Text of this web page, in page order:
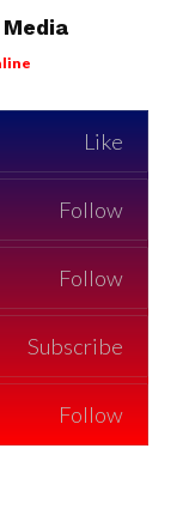
Like
Follow
Follow
Subscribe
Follow